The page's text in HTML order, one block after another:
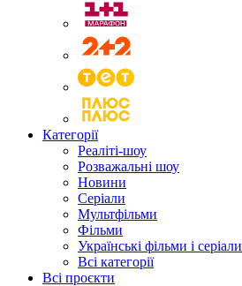
Категорії
Реаліті-шоу
Розважальні шоу
Новини
Серіали
Мультфільми
Фільми
Українські фільми і серіали
Всі категорії
Всі проєкти